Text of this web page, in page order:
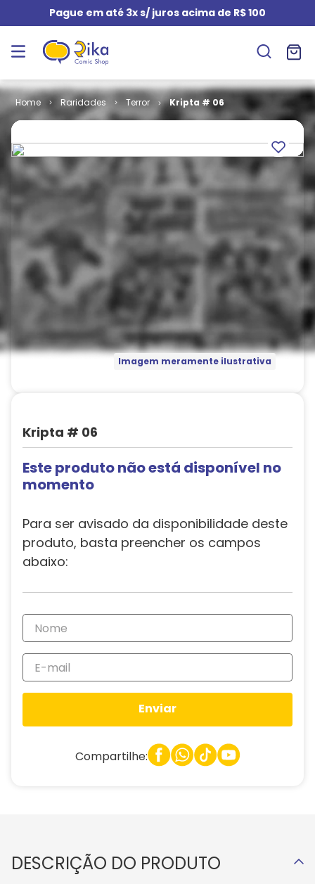
Pague em até 3x s/ juros acima de R$ 100
Raridades Terror Kripta # 06
Imagem meramente ilustrativa
Kripta # 06
Este produto não está disponível no
momento
Para ser avisado da disponibilidade deste
produto, basta preencher os campos
abaixo:
Enviar
Compartilhe:
DESCRIÇÃO DO PRODUTO